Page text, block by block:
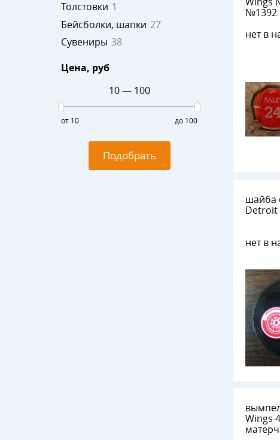
Толстовки 1
Бейсболки, шапки 27
Сувениры 38
Цена, руб
10 — 100
от 10 до 100
Подобрать
№1392 металл +
нет в
шайба
Detroit
нет в
Wings 40 Х 25 см